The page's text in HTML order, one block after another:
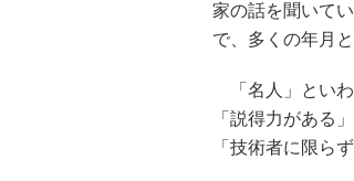
家の話を聞いて
で、多くの年月
「名人」といわ
「説得力がある
「技術者に限ら